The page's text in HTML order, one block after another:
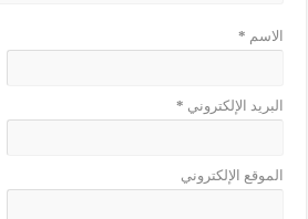
الاسم *
البريد الإلكتروني *
الموقع الإلكتروني